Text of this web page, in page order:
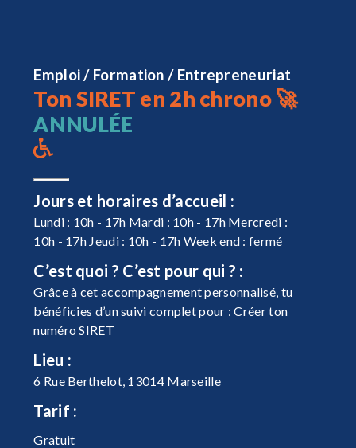
Emploi / Formation / Entrepreneuriat
Ton SIRET en 2h chrono 🚀
ANNULÉE
Jours et horaires d’accueil :
Lundi : 10h - 17h Mardi : 10h - 17h Mercredi :
10h - 17h Jeudi : 10h - 17h Week end : fermé
C’est quoi ? C’est pour qui ? :
Grâce à cet accompagnement personnalisé, tu
bénéficies d’un suivi complet pour : Créer ton
numéro SIRET
Lieu :
6 Rue Berthelot, 13014 Marseille
Tarif :
Gratuit